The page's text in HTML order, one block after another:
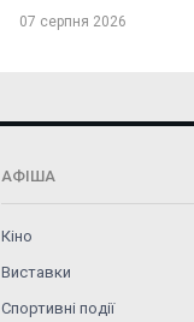
07 серпня 2026
АФІША
Кіно
Виставки
Спортивні події